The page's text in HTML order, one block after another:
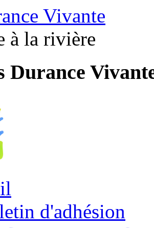
Vivante
à la rivière
Durance
d'adhésion